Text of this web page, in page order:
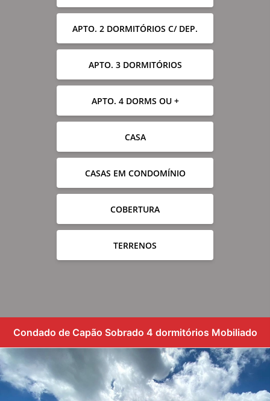
APTO. 2 DORMITÓRIOS C/ DEP.
APTO. 3 DORMITÓRIOS
APTO. 4 DORMS OU +
CASA
CASAS EM CONDOMÍNIO
COBERTURA
TERRENOS
Condado de Capão Sobrado 4 dormitórios Mobiliado